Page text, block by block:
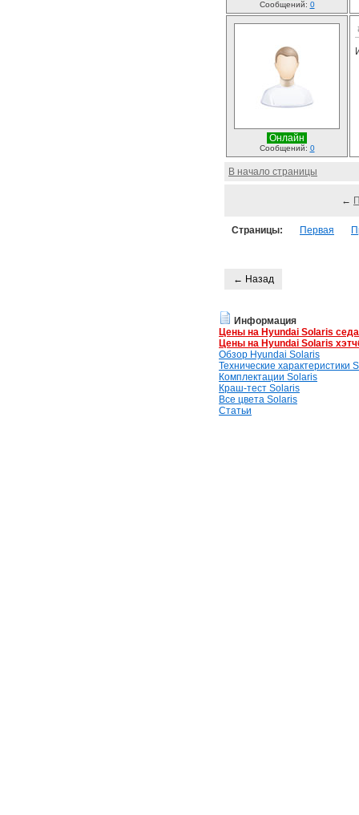
Сообщений: 0
Онлайн
Сообщений: 0
В начало страницы
←
Страницы: Первая
← Назад
Информация
Цены на Hyundai Solaris
Цены на Hyundai Solaris
Обзор Hyundai Solaris
Технические характеристики
Комплектации Solaris
Краш-тест Solaris
Все цвета Solaris
Статьи